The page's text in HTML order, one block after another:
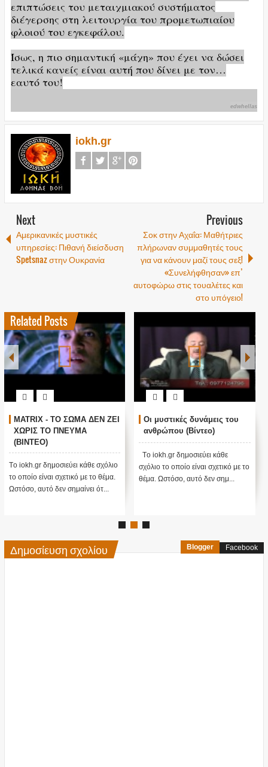
επιπτώσεις του μεταιχμιακού συστήματος
διέγερσης στη λειτουργία του προμετωπιαίου
φλοιού του εγκεφάλου.
Ίσως, η πιο σημαντική «μάχη» που έχει να δώσει
τελικά κανείς είναι αυτή που δίνει με τον…
εαυτό του!
edwhellas
iokh.gr
Next
Αμερικανικές μυστικές
υπηρεσίες: Πιθανή διείσδυση
Spetsnaz στην Ουκρανία
Previous
Σοκ στην Αχαΐα: Μαθήτριες
πλήρωναν συμμαθητές τους
για να κάνουν μαζί τους σεξ!
«Συνελήφθησαν» επ’
αυτοφώρω στις τουαλέτες και
στο υπόγειο!
Related Posts
MATRIX - ΤΟ ΣΩΜΑ ΔΕΝ ΖΕΙ
ΧΩΡΙΣ ΤΟ ΠΝΕΥΜΑ
(ΒΙΝΤΕΟ)
Tο iokh.gr δημοσιεύει κάθε σχόλιο
το οποίο είναι σχετικό με το θέμα.
Ωστόσο, αυτό δεν σημαίνει ότ...
Οι μυστικές δυνάμεις του
ανθρώπου (Βίντεο)
Tο iokh.gr δημοσιεύει κάθε
σχόλιο το οποίο είναι σχετικό με το
θέμα. Ωστόσο, αυτό δεν σημ...
Δημοσίευση σχολίου Blogger Facebook